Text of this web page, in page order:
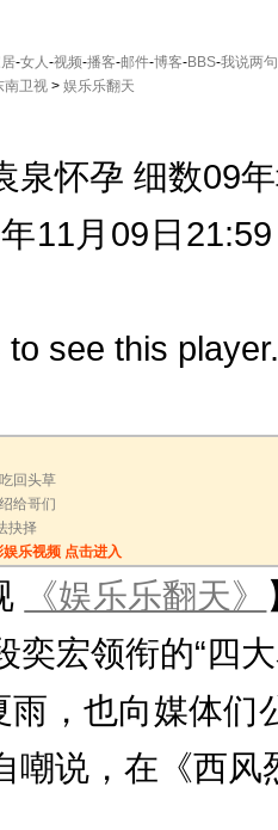
-女人-视频-播客-邮件-博客-BBS-我说两句
南卫视 > 娱乐乐翻天
泉怀孕 细数09
11月09日
to see this player.
回头草
给哥们
抉择
乐视频 点击进入
《娱乐乐翻天》
奕宏领衔的“四
雨，也向媒体
嘲说，在《西